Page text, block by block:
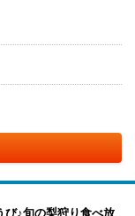
び♪旬の梨狩り食べ放